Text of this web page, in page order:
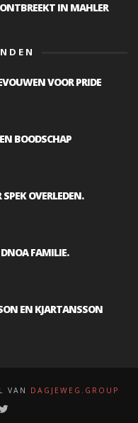
IN MAHLER
VOOR PRIDE
BOODSCHAP
OVERLEDEN.
FAMILIE.
EN KJARTANSSON
VAN DAGJEWEG.GROUP